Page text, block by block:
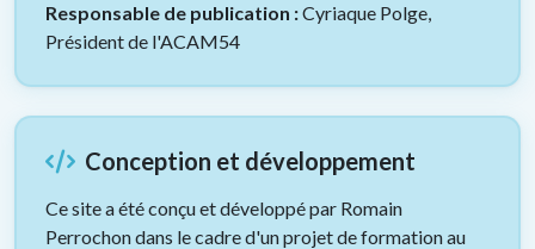
Responsable de publication :Cyriaque Polge,
Président de l'ACAM54
Conception et développement
Ce site a été conçu et développé par Romain
Perrochon dans le cadre d'un projet de formation au